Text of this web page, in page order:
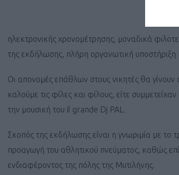
ηλεκτρονικής χρονομέτρησης, μοναδικά
της εκδήλωσης, πλήρη οργανωτική
Οι απονομές επάθλων στους νικητές θα
καλούμε τις φίλες και φίλους, είτε
την μουσική του il grande Dj PAL.
Σκοπός της εκδήλωσης είναι η γνωριμία με το
προαγωγή του αθλητικού πνεύματος, καθώς
ενδιαφέροντος της πόλης της Μυτιλήνης.